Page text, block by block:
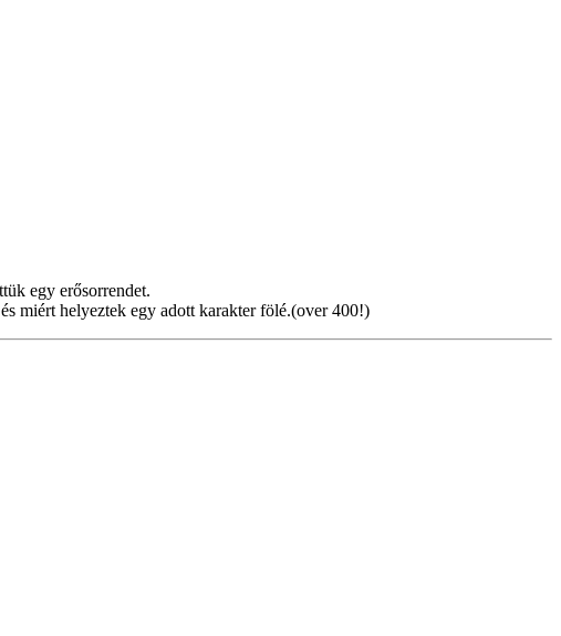
egy erősorrendet.
miért helyeztek egy adott karakter fölé.(over 400!)